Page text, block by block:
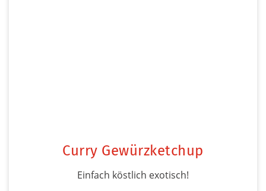
Curry Gewürzketchup
Einfach köstlich exotisch!